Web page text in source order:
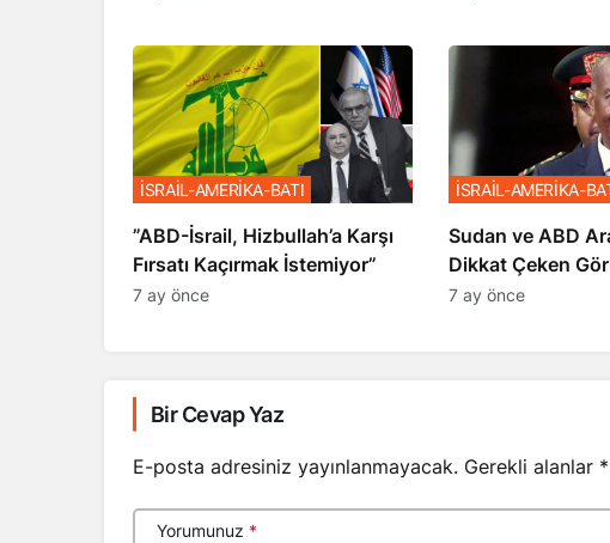
​​​​​​​”ABD-İsrail, Hizbullah’a Karşı
Fırsatı Kaçırmak İstemiyor”
İSRAİL-AMERİKA-BATI
7 ay önce
Sudan ve ABD
Dikkat Çeken
İSRAİL-AMERİKA-
7 ay önce
Bir Cevap Yaz
E-posta adresiniz yayınlanmayacak. Gerekli alanlar *
Yorumunuz *